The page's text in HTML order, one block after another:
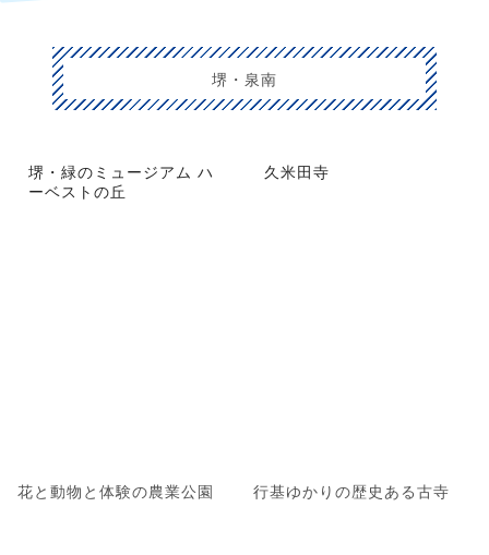
堺・泉南
堺・緑のミュージアム ハ
ーベストの丘
花と動物と体験の農業公園
久米田寺
行基ゆかりの歴史ある古寺